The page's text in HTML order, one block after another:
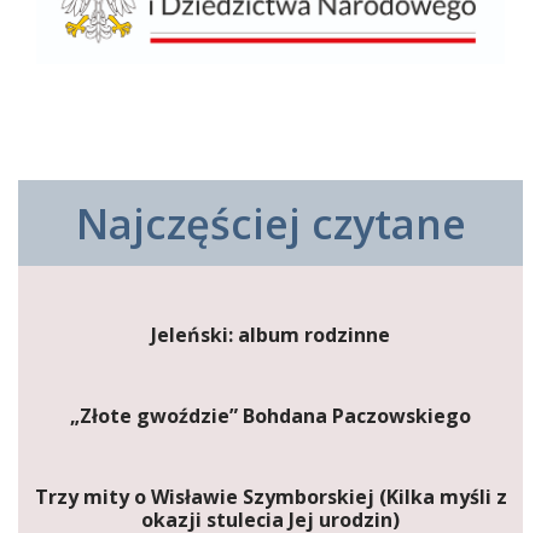
Najczęściej czytane
Jeleński: album rodzinne
„Złote gwoździe” Bohdana Paczowskiego
Trzy mity o Wisławie Szymborskiej (Kilka myśli z
okazji stulecia Jej urodzin)